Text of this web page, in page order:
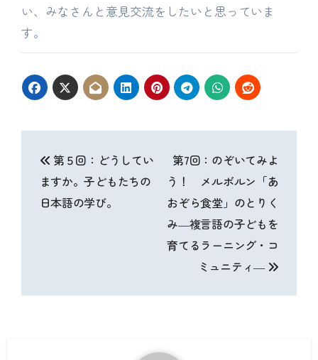
い、みなさんと意見交流をしたいと思っていま
す。
稿
ナ
ー
第５回：どうしてい
ますか。子どもたちの
日本語の学び。
第7回：のぞいてみよ
う！ メルボルン「あ
おぞら食堂」のとりく
み―複言語の子どもを
育てるラーニング・コ
ミュニティ―